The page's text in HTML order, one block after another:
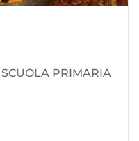
SCUOLA PRIMARIA